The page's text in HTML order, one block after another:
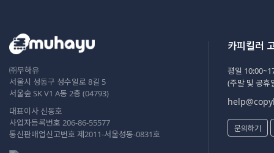
㈜무하유
서울시 성동구 성수일로 8길 5
서울숲 SK V1 A동 2층 (04793)
대표이사 신동호
사업자등록번호 206-86-55577
통신판매업신고번호 제2011-서울성동-0831호
카피킬러
평일
(주말 및 공휴
문의하기